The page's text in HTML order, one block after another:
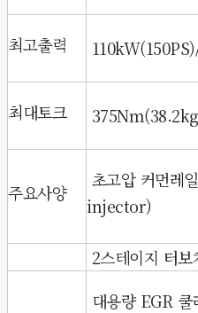
최고출력
최대토크
주요사양
초고압 커먼
injector)
2스테이지 터
대용량 EGR 쿨